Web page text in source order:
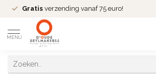
Gratis verzending vanaf 75 euro!
MENU